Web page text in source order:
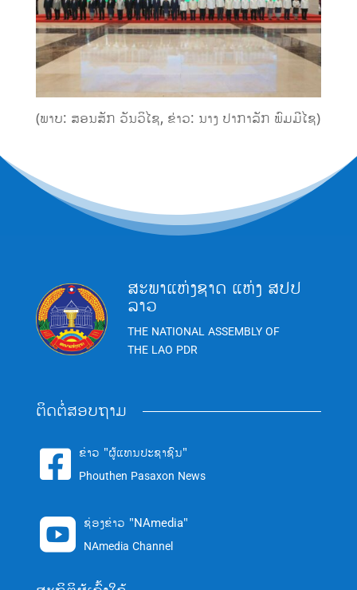
(ພາບ: ສອນສັກ ວັນວິໄຊ, ຂ່າວ: ນາງ ປາ​ກາ​ລັກ ພົມ​ມີ​ໄຊ)
ສະພາແຫ່ງຊາດ ແຫ່ງ ສປປ
ລາວ
THE NATIONAL ASSEMBLY OF
THE LAO PDR
ຕິດຕໍ່ສອບຖາມ
 ຂ່າວ "ຜູ້ແທນປະຊາຊົນ"
Phouthen Pasaxon News
 ຊ່ອງຂ່າວ "NAmedia"
NAmedia Channel